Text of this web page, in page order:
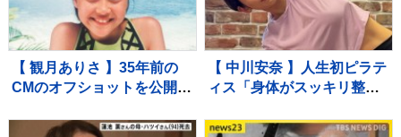
【 観月ありさ 】35年前の
CMのオフショットを公開
「まさに伝説の少女」思い
【 中川安奈 】人生初ピラテ
ィス「身体がスッキリ整っ
反響「足指が長くてとって